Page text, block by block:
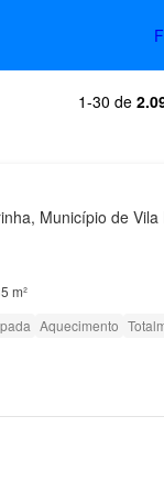
1-30 de
Município de
m²
Aquecimento